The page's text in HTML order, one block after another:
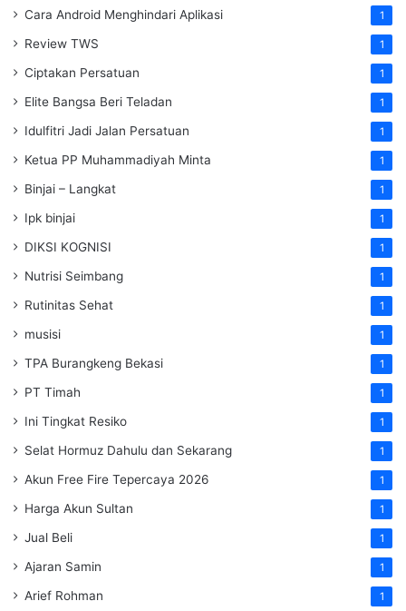
Cara Android Menghindari Aplikasi 1
Review TWS 1
Ciptakan Persatuan 1
Elite Bangsa Beri Teladan 1
Idulfitri Jadi Jalan Persatuan 1
Ketua PP Muhammadiyah Minta 1
Binjai – Langkat 1
Ipk binjai 1
DIKSI KOGNISI 1
Nutrisi Seimbang 1
Rutinitas Sehat 1
musisi 1
TPA Burangkeng Bekasi 1
PT Timah 1
Ini Tingkat Resiko 1
Selat Hormuz Dahulu dan Sekarang 1
Akun Free Fire Tepercaya 2026 1
Harga Akun Sultan 1
Jual Beli 1
Ajaran Samin 1
Arief Rohman 1